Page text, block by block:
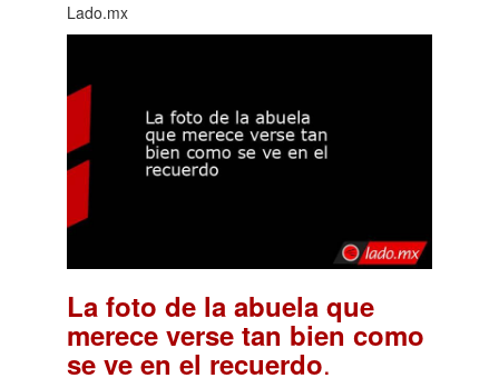
Lado.mx
La foto de la abuela que
merece verse tan bien como
se ve en el recuerdo.